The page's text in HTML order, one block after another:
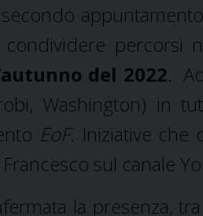
condividere percorsi
autunno del 2022.
Washington) in
EoF. Iniziative che
sul canale
la presenza,